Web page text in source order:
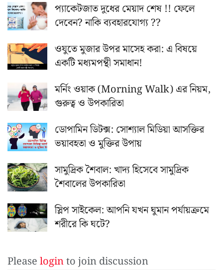
প্যাকেটজাত দুধের মেয়াদ শেষ !! ফেলে
দেবেন? নাকি ব্যবহারযোগ্য ??
ওযুতে মুজার উপর মাসেহ করা: এ বিষয়ে
একটি মধ্যমপন্থী সমাধান!
মর্নিং ওয়াক (Morning Walk) এর নিয়ম,
গুরুত্ব ও উপকারিতা
ডোপামিন ডিটক্স: সোশ্যাল মিডিয়া আসক্তির
ভয়াবহতা ও মুক্তির উপায়
সামুদ্রিক শৈবাল: খাদ্য হিসেবে সামুদ্রিক
শৈবালের উপকারিতা
স্লিপ সাইকেল: আপনি যখন ঘুমান পর্যায়ক্রমে
শরীরে কি ঘটে?
Pleaseloginto join discussion